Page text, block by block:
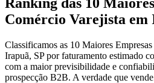
Comércio Varejista em
Classificamos as 10 Maiores
Irapuã, SP por faturamento estimado
com a maior previsibilidade e
prospecção B2B. A verdade que